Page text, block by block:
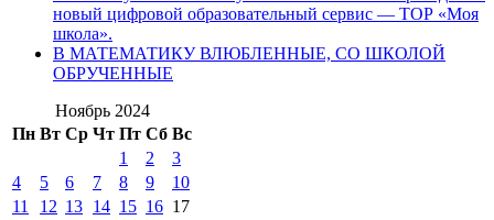
новый цифровой образовательный сервис — ТОР «Моя
школа».
В МАТЕМАТИКУ ВЛЮБЛЕННЫЕ, СО ШКОЛОЙ
ОБРУЧЕННЫЕ
Ноябрь 2024
Пн Вт Ср Чт Пт Сб Вс
1
2
3
4
5 6 7 8 9
10
11
12 13 14 15 16 17